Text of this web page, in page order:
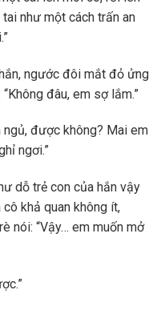
như một cách trấn an
ngước đôi mắt đỏ ửng
đâu, em sợ lắm.”
ngủ, được không? Mai em
ngơi.”
dỗ trẻ con của hắn vậy
khả quan không ít,
nói: “Vậy… em muốn mở